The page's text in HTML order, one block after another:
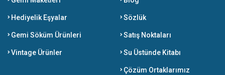
Hediyelik Eşyalar
Gemi Söküm Ürünleri
Vintage Ürünler
Sözlük
Satış Noktaları
Su Üstünde Kitabı
Çözüm Ortaklarımız